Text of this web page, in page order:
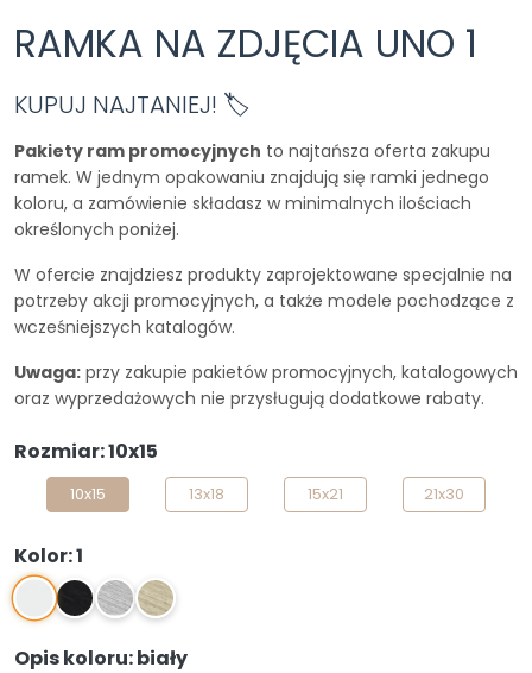
RAMKA NA ZDJĘCIA UNO 1
KUPUJ NAJTANIEJ! 🏷️
Pakiety ram promocyjnych to najtańsza oferta zakupu
ramek. W jednym opakowaniu znajdują się ramki jednego
koloru, a zamówienie składasz w minimalnych ilościach
określonych poniżej.
W ofercie znajdziesz produkty zaprojektowane specjalnie na
potrzeby akcji promocyjnych, a także modele pochodzące z
wcześniejszych katalogów.
Uwaga: przy zakupie pakietów promocyjnych, katalogowych
oraz wyprzedażowych nie przysługują dodatkowe rabaty.
Rozmiar: 10x15
10x15 13x18 15x21 21x30
Kolor: 1
1 2 3 4
Opis koloru: biały